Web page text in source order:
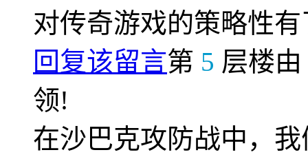
对传奇游戏的策略性
回复该留言第 5 层楼由
领!
在沙巴克攻防战中，